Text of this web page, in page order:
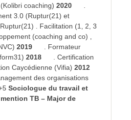
coaching) 2020 .
3.0 (Ruptur(21) et
. Facilitation (1, 2, 3
(coaching and co) ,
2019 . Formateur
2018 . Certification
Caycédienne (Vifia) 2012
des organisations
Sociologue du travail et
TB – Major de